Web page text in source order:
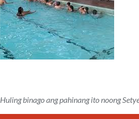
Huling binago ang pahinang ito noong